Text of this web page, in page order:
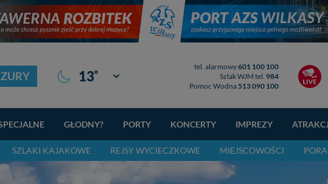
13° Giżycko
tel. alarmowy601 100 100
Szlak WJM tel. 984
Pomoc Wodna 513 090 100
GŁODNY? PORTY KONCERTY IMPREZY
SZLAKI KAJAKOWE REJSY WYCIECZKOWE MIEJSCOWOŚCI